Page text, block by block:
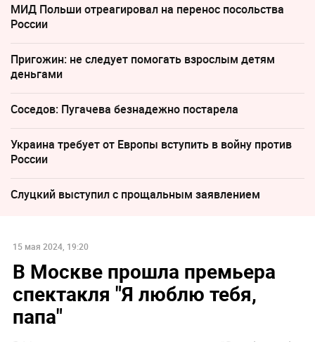
МИД Польши отреагировал на перенос посольства
России
Пригожин: не следует помогать взрослым детям
деньгами
Соседов: Пугачева безнадежно постарела
Украина требует от Европы вступить в войну против
России
Слуцкий выступил с прощальным заявлением
15 мая 2024, 19:20
В Москве прошла премьера
спектакля "Я люблю тебя,
папа"